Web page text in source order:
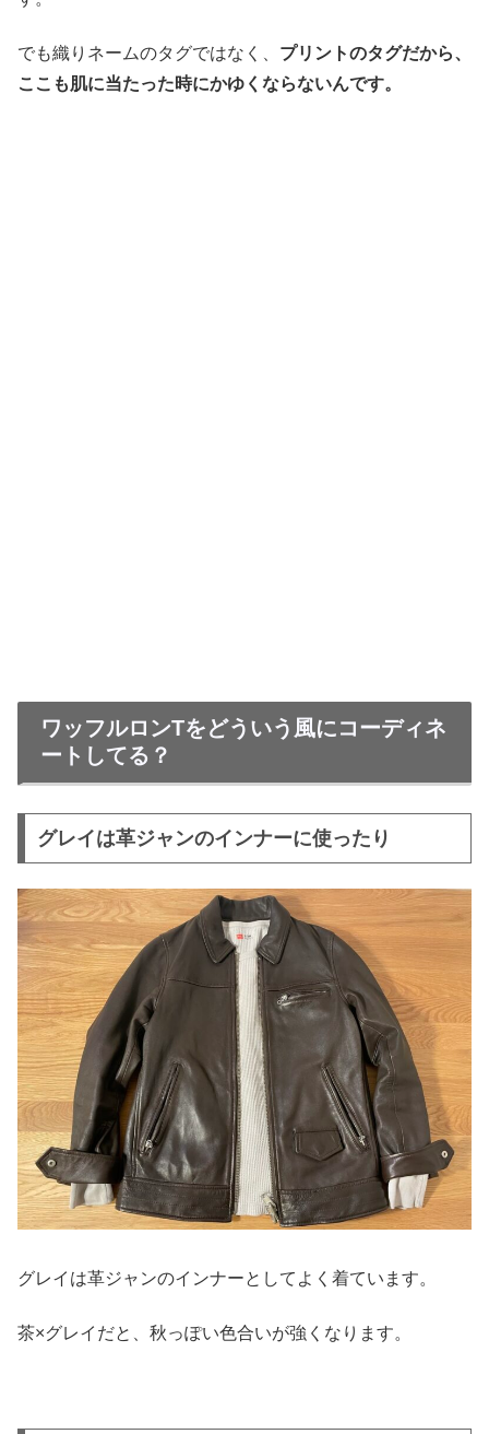
でも織りネームのタグではなく、 プリントのタグだから、
ここも肌に当たった時にかゆくならないんです。
ワッフルロンTをどういう風にコーディネ
ートしてる？
グレイは革ジャンのインナーに使ったり
グレイは革ジャンのインナーとしてよく着ています。
茶×グレイだと、秋っぽい色合いが強くなります。